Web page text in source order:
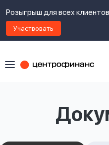
Розыгрыш для всех
Участвовать
ознакомлен
предоставления